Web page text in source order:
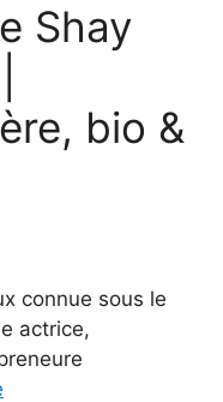
Shay
bio &
connue sous le
actrice,